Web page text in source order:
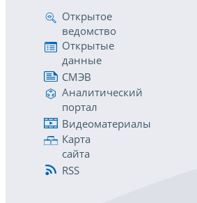
Открытое
ведомство
Открытые
данные
СМЭВ
Аналитический
портал
Видеоматериалы
Карта
сайта
RSS